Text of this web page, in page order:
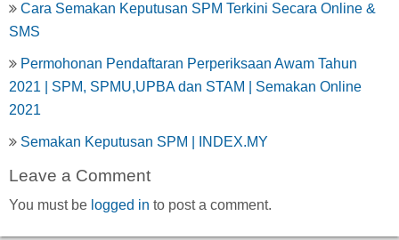
Cara Semakan Keputusan SPM Terkini Secara Online &
SMS
Permohonan Pendaftaran Perperiksaan Awam Tahun
2021 | SPM, SPMU,UPBA dan STAM | Semakan Online
2021
Semakan Keputusan SPM | INDEX.MY
Leave a Comment
You must be logged in to post a comment.